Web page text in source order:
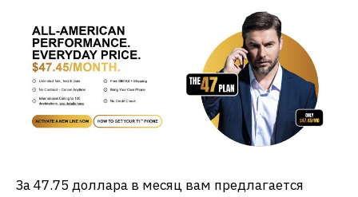
За 47.75 доллара в месяц вам предлагается